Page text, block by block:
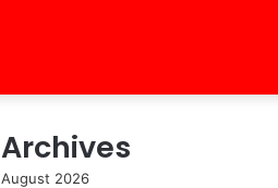
Archives
August 2026